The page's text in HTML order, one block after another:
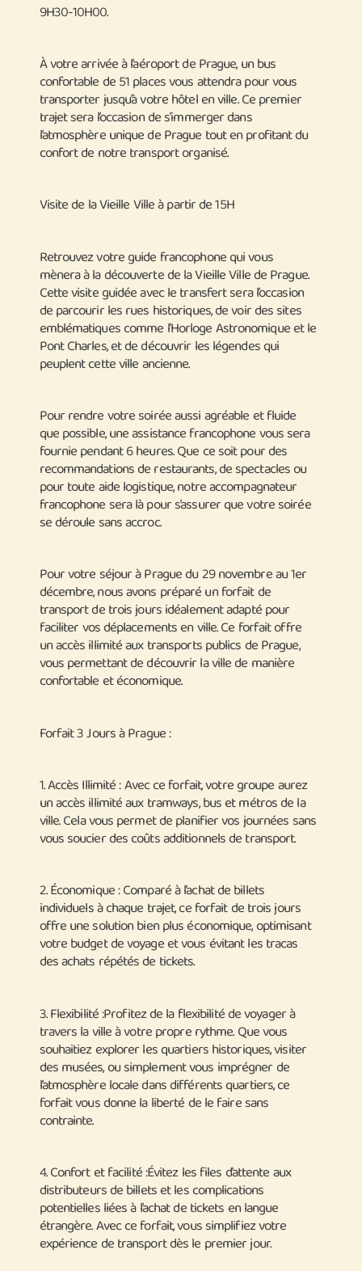
9H30-10H00.
À votre arrivée à l’aéroport de Prague, un bus
confortable de 51 places vous attendra pour vous
transporter jusqu’à votre hôtel en ville. Ce premier
trajet sera l’occasion de s’immerger dans
l’atmosphère unique de Prague tout en profitant du
confort de notre transport organisé.
Visite de la Vieille Ville à partir de 15H
Retrouvez votre guide francophone qui vous
mènera à la découverte de la Vieille Ville de Prague.
Cette visite guidée avec le transfert sera l’occasion
de parcourir les rues historiques, de voir des sites
emblématiques comme l’Horloge Astronomique et le
Pont Charles, et de découvrir les légendes qui
peuplent cette ville ancienne.
Pour rendre votre soirée aussi agréable et fluide
que possible, une assistance francophone vous sera
fournie pendant 6 heures. Que ce soit pour des
recommandations de restaurants, de spectacles ou
pour toute aide logistique, notre accompagnateur
francophone sera là pour s’assurer que votre soirée
se déroule sans accroc.
Pour votre séjour à Prague du 29 novembre au 1er
décembre, nous avons préparé un forfait de
transport de trois jours idéalement adapté pour
faciliter vos déplacements en ville. Ce forfait offre
un accès illimité aux transports publics de Prague,
vous permettant de découvrir la ville de manière
confortable et économique.
Forfait 3 Jours à Prague:
1. Accès Illimité: Avec ce forfait, votre groupe aurez
un accès illimité aux tramways, bus et métros de la
ville. Cela vous permet de planifier vos journées sans
vous soucier des coûts additionnels de transport.
2.Économique: Comparé à l’achat de billets
individuels à chaque trajet, ce forfait de trois jours
offre une solution bien plus économique, optimisant
votre budget de voyage et vous évitant les tracas
des achats répétés de tickets.
3.Flexibilité:Profitez de la flexibilité de voyager à
travers la ville à votre propre rythme. Que vous
souhaitiez explorer les quartiers historiques, visiter
des musées, ou simplement vous imprégner de
l’atmosphère locale dans différents quartiers, ce
forfait vous donne la liberté de le faire sans
contrainte.
4.Confort et facilité:Évitez les files d’attente aux
distributeurs de billets et les complications
potentielles liées à l’achat de tickets en langue
étrangère. Avec ce forfait, vous simplifiez votre
expérience de transport dès le premier jour.